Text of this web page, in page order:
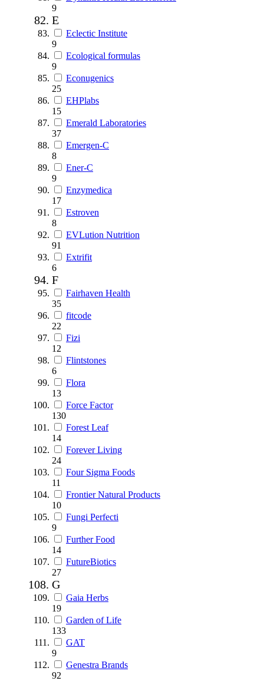
9
E
Eclectic Institute
9
Ecological formulas
9
Econugenics
25
EHPlabs
15
Emerald Laboratories
37
Emergen-C
8
Ener-C
9
Enzymedica
17
Estroven
8
EVLution Nutrition
91
Extrifit
6
F
Fairhaven Health
35
fitcode
22
Fizi
12
Flintstones
6
Flora
13
Force Factor
130
Forest Leaf
14
Forever Living
24
Four Sigma Foods
11
Frontier Natural Products
10
Fungi Perfecti
9
Further Food
14
FutureBiotics
27
G
Gaia Herbs
19
Garden of Life
133
GAT
9
Genestra Brands
92